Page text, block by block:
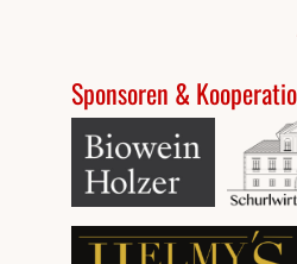
Sponsoren &